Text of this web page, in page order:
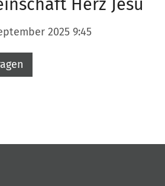
Herz Jesu
2025 9:45